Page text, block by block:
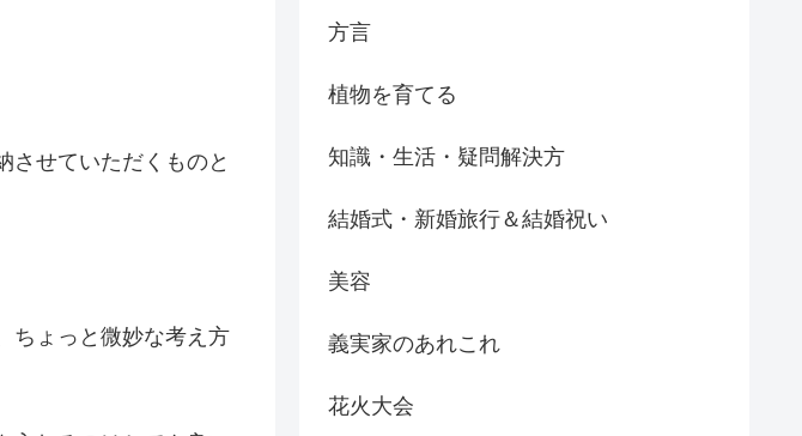
させていただくものと
ちょっと微妙な考え方
方言
植物を育てる
知識・生活・疑問解決方
結婚式・新婚旅行＆結婚祝い
美容
義実家のあれこれ
花火大会